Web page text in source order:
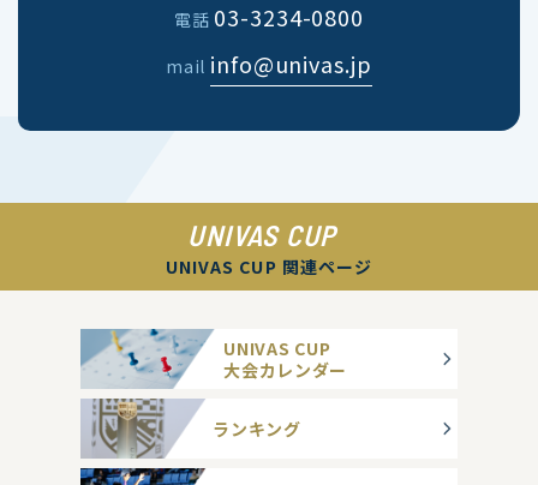
電話 03-3234-0800
mail info@univas.jp
UNIVAS CUP
UNIVAS CUP 関連ページ
UNIVAS CUP
大会カレンダー
ランキング